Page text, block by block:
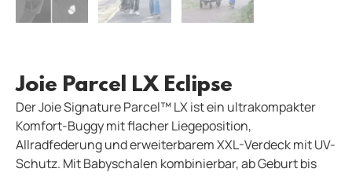
Joie Parcel LX Eclipse
Der Joie Signature Parcel™ LX ist ein ultrakompakter
Komfort-Buggy mit flacher Liegeposition,
Allradfederung und erweiterbarem XXL-Verdeck mit UV-
Schutz. Mit Babyschalen kombinierbar, ab Geburt bis